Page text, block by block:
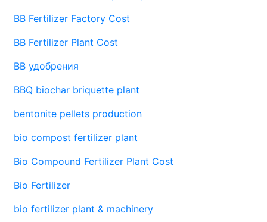
BB Fertilizer Factory Cost
BB Fertilizer Plant Cost
BB удобрения
BBQ biochar briquette plant
bentonite pellets production
bio compost fertilizer plant
Bio Compound Fertilizer Plant Cost
Bio Fertilizer
bio fertilizer plant & machinery